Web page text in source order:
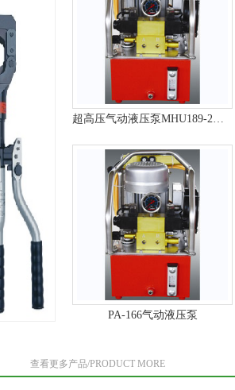
超高压气动液压泵MHU189-2MC4.0
PA-166气动液压泵
查看更多产品/PRODUCT MORE